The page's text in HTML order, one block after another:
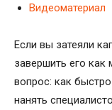
Видеоматериал
Если вы затеяли
завершить его
вопрос: как
нанять